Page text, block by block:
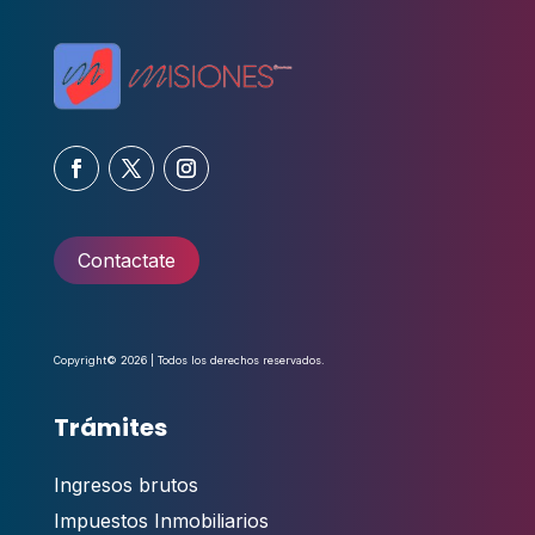
Contactate
Copyright© 2026 | Todos los derechos reservados.
Trámites
Ingresos brutos
Impuestos Inmobiliarios